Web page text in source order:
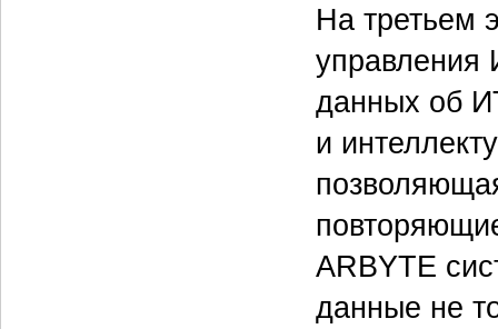
На третьем
управления
данных об
и
ARBYTE
данные не